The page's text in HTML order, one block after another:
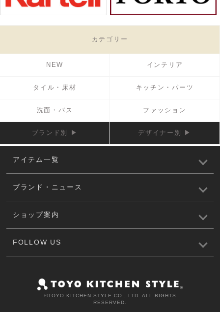
カテゴリー
NEW インテリア
タイル・床材 キッチン・パーツ
洗面・バス ファッション
ブランド別 ▶ デザイナー別 ▶
アイテム一覧
ブランド・ニュース
ショップ案内
FOLLOW US
©️TOYO KITCHEN STYLE CO., LTD. ALL RIGHTS
RESERVED.